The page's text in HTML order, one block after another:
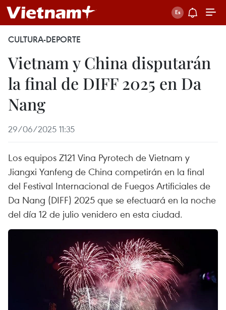
CULTURA-DEPORTE
Vietnam y China disputarán
la final de DIFF 2025 en Da
Nang
29/06/2025 11:35
Los equipos Z121 Vina Pyrotech de Vietnam y
Jiangxi Yanfeng de China competirán en la final
del Festival Internacional de Fuegos Artificiales de
Da Nang (DIFF) 2025 que se efectuará en la noche
del día 12 de julio venidero en esta ciudad.